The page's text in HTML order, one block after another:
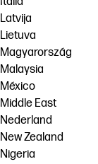
Latvija
Lietuva
Magyarország
Malaysia
México
Middle East
Nederland
New Zealand
Nigeria